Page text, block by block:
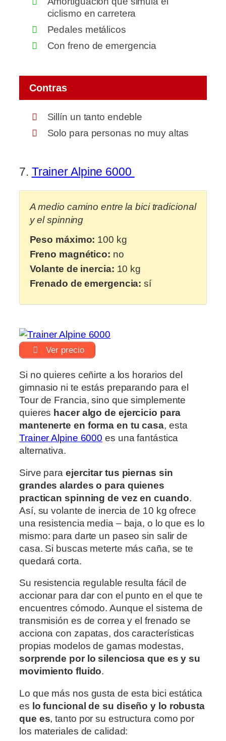
ciclismo en carretera
Pedales metálicos
Con freno de emergencia
Contras
Sillín un tanto endeble
Solo para personas no muy altas
7. Trainer Alpine 6000
A medio camino entre la bici tradicional
y el spinning
Peso máximo: 100 kg
Freno magnético: no
Volante de inercia: 10 kg
Frenado de emergencia: sí
Ver precio
Si no quieres ceñirte a los horarios del
gimnasio ni te estás preparando para el
Tour de Francia, sino que simplemente
quieres hacer algo de ejercicio para
mantenerte en forma en tu casa, esta
Trainer Alpine 6000 es una fantástica
alternativa.
Sirve para ejercitar tus piernas sin
grandes alardes o para quienes
practican spinning de vez en cuando.
Así, su volante de inercia de 10 kg ofrece
una resistencia media – baja, o lo que es lo
mismo: para darte un paseo sin salir de
casa. Si buscas meterte más caña, se te
quedará corta.
Su resistencia regulable resulta fácil de
accionar para dar con el punto en el que te
encuentres cómodo. Aunque el sistema de
transmisión es de correa y el frenado se
acciona con zapatas, dos características
propias modelos de gamas modestas,
sorprende por lo silenciosa que es y su
movimiento fluido.
Lo que más nos gusta de esta bici estática
es lo funcional de su diseño y lo robusta
que es, tanto por su estructura como por
los materiales de calidad: